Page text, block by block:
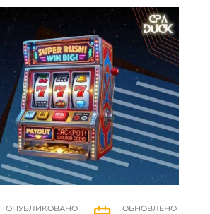
ОПУБЛИКОВАНО ОБНОВЛЕНО